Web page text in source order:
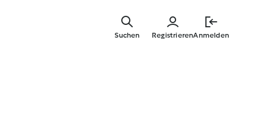
RegistrierenAnmelden
Suchen